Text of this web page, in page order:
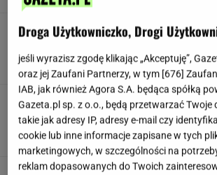
Czarnecki
wszystko, żeby wrócić do
SUBSKRYPCJA
Wojsko płaci ochotnikom 6
zainteresowanie
Droga Użytkowniczko, Drogi
jeśli wyrazisz zgodę klikając „Akceptuję”,
oraz jej Zaufani Partnerzy, w tym [676]
IAB, jak również Agora S.A. będąca spółką
Gazeta.pl sp. z o.o., będą przetwarzać Twoje
takie jak adresy IP, adresy e-mail czy
cookie lub inne informacje zapisane w tych
marketingowych, w szczególności na
reklam dopasowanych do Twoich